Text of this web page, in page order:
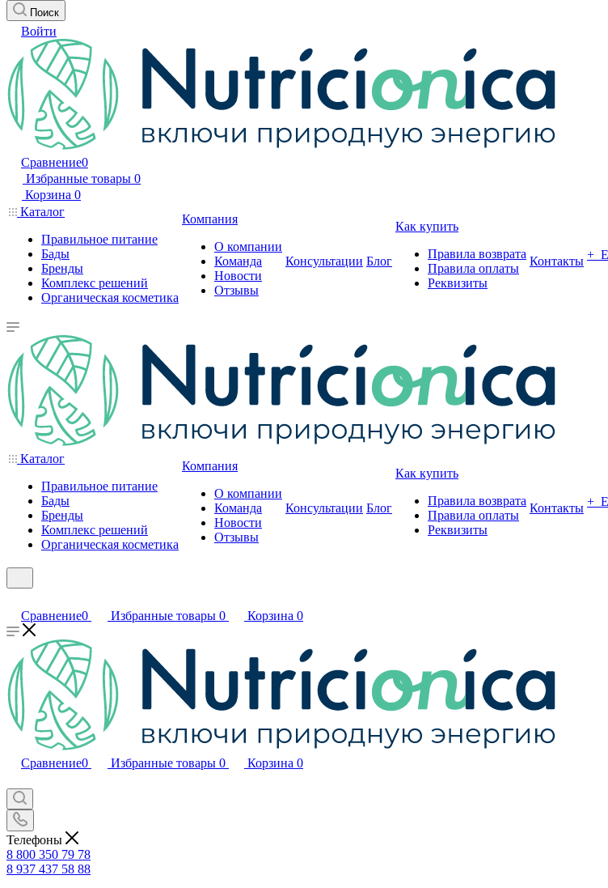
Поиск
Войти
Сравнение0
Избранные товары 0
Корзина 0
Каталог
Правильное питание
Бады
Бренды
Комплекс решений
Органическая косметика
Компания
О компании
Команда
Новости
Отзывы
Консультации Блог
Как купить
Правила возврата
Правила оплаты
Реквизиты
Контакты +
Каталог
Правильное питание
Бады
Бренды
Комплекс решений
Органическая косметика
Компания
О компании
Команда
Новости
Отзывы
Консультации Блог
Как купить
Правила возврата
Правила оплаты
Реквизиты
Контакты +
Сравнение0 Избранные товары 0 Корзина 0
Сравнение0 Избранные товары 0 Корзина 0
Телефоны
8 800 350 79 78
8 937 437 58 88